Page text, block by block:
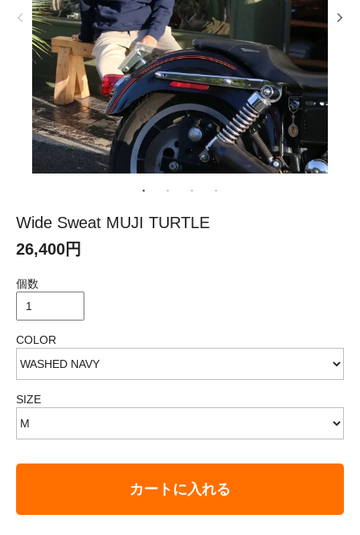
Wide Sweat MUJI TURTLE
26,400円
個数
COLOR
SIZE
カートに入れる